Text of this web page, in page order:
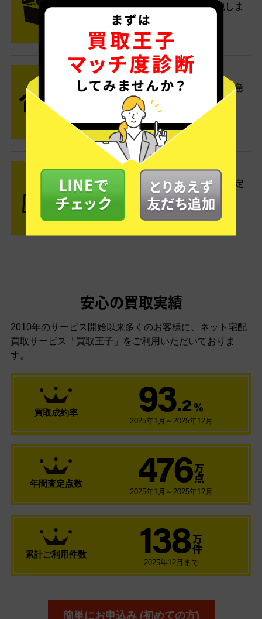
たい商品をいろいろ詰めて梱包しま
す。
STEP2 発送
送料無料でご自宅から発送！佐川急
便がご自宅まで引き取りに伺いま
STEP3 ご入金
査定結果はメールでお知らせ。査定
結果がOKなら金額をお支払い！
安心の買取実績
2010年のサービス開始以来多くのお客様に、 ネット宅配
買取サービス「買取王子」をご利用いただいておりま
す。
買取成約率 93.2 ％
2025年1月～2025年12月
年間査定点数 476 万
点
2025年1月～2025年12月
累計ご利用件数 138 万
件
2025年12月まで
簡単にお申込み (初めての方)